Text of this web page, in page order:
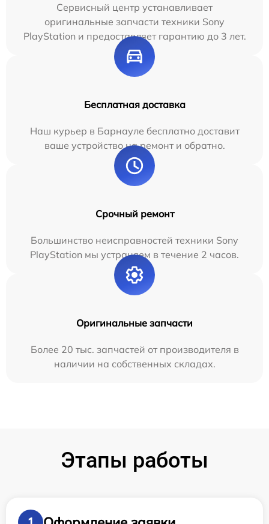
Сервисный центр устанавливает
оригинальные запчасти техники Sony
PlayStation и предоставляет гарантию до 3 лет.
Бесплатная доставка
Наш курьер в Барнауле бесплатно доставит
ваше устройство на ремонт и обратно.
Срочный ремонт
Большинство неисправностей техники Sony
PlayStation мы устраняем в течение 2 часов.
Оригинальные запчасти
Более 20 тыс. запчастей от производителя в
наличии на собственных складах.
Этапы работы